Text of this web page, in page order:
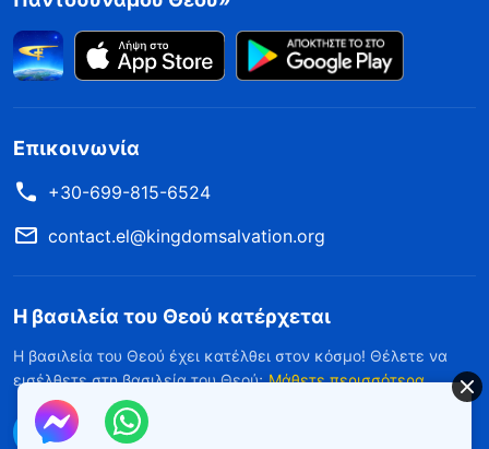
Επικοινωνία
+30-699-815-6524
contact.el@kingdomsalvation.org
Η βασιλεία του Θεού κατέρχεται
Η βασιλεία του Θεού έχει κατέλθει στον κόσμο! Θέλετε να
εισέλθετε στη βασιλεία του Θεού; Μάθετε περισσότερα
Επικοινωνήστε μαζί μας μέσω Messenger